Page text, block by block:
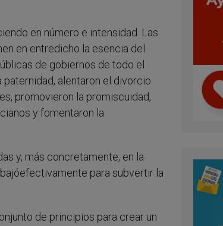
en número e intensidad. Las
en entredicho la esencia del
de gobiernos de todo el
alentaron el divorcio
promovieron la promiscuidad,
y fomentaron la
y, más concretamente, en la
para subvertir la
de principios para crear un